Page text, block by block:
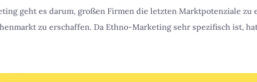
geht es darum, großen Firmen die letzten Marktpotenziale zu
zu erschaffen. Da Ethno-Marketing sehr spezifisch ist,